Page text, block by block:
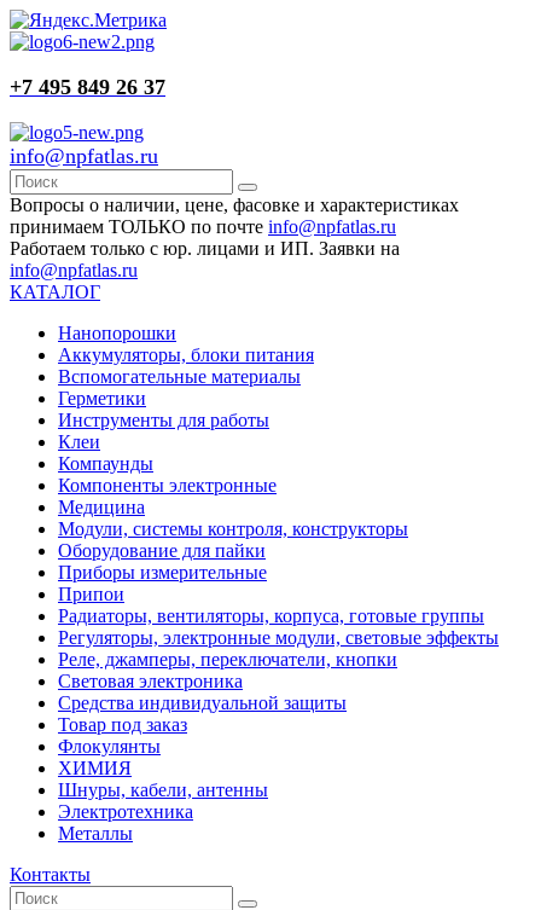
+7 495 849 26 37
info@npfatlas.ru
Вопросы о наличии, цене, фасовке и характеристиках
принимаем ТОЛЬКО по почте info@npfatlas.ru
Работаем только с юр. лицами и ИП. Заявки на
info@npfatlas.ru
КАТАЛОГ
Нанопорошки
Аккумуляторы, блоки питания
Вспомогательные материалы
Герметики
Инструменты для работы
Клеи
Компаунды
Компоненты электронные
Медицина
Модули, системы контроля, конструкторы
Оборудование для пайки
Приборы измерительные
Припои
Радиаторы, вентиляторы, корпуса, готовые группы
Регуляторы, электронные модули, световые эффекты
Реле, джамперы, переключатели, кнопки
Световая электроника
Средства индивидуальной защиты
Товар под заказ
Флокулянты
ХИМИЯ
Шнуры, кабели, антенны
Электротехника
Металлы
Контакты